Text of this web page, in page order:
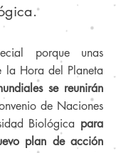
porque unas
la Hora del Planeta
se reunirán
de Naciones
Biológica para
plan de acción